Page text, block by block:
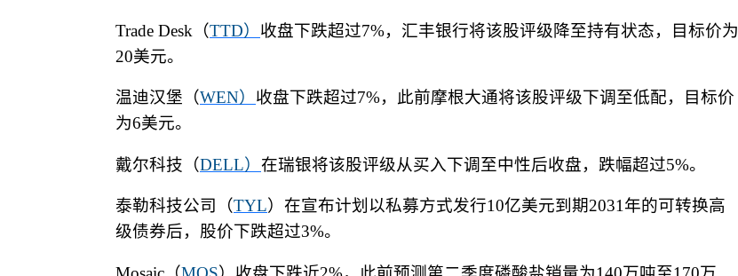
Trade Desk （TTD） 收盘下跌超过7%，汇丰银行将该股评级降至持有状态，目标价为
20美元。
温迪汉堡（WEN） 收盘下跌超过7%，此前摩根大通将该股评级下调至低配，目标价
为6美元。
戴尔科技（DELL） 在瑞银将该股评级从买入下调至中性后收盘，跌幅超过5%。
泰勒科技公司（TYL）在宣布计划以私募方式发行10亿美元到期2031年的可转换高
级债券后，股价下跌超过3%。